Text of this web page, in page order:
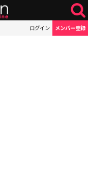
ログイン メンバー登録